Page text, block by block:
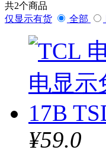
共2个商品
仅显示有货
全部
¥59.0